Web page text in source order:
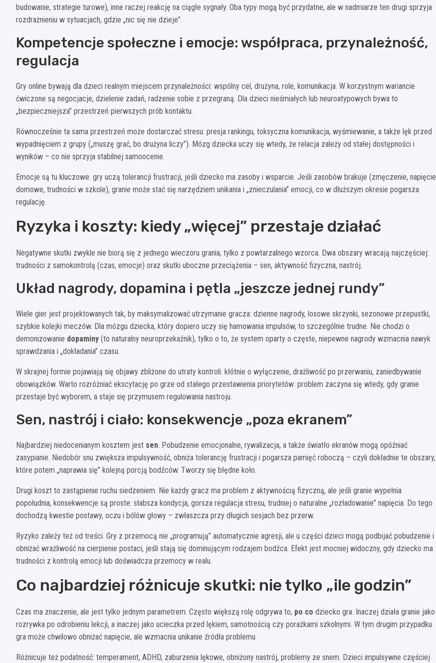
budowanie, strategie turowe), inne raczej reakcję na ciągłe sygnały. Oba typy mogą być przydatne, ale w nadmiarze ten drugi sprzyja
rozdrażnieniu w sytuacjach, gdzie „nic się nie dzieje”.
Kompetencje społeczne i emocje: współpraca, przynależność,
regulacja
Gry online bywają dla dzieci realnym miejscem przynależności: wspólny cel, drużyna, role, komunikacja. W korzystnym wariancie
ćwiczone są negocjacje, dzielenie zadań, radzenie sobie z przegraną. Dla dzieci nieśmiałych lub neuroatypowych bywa to
„bezpieczniejsza” przestrzeń pierwszych prób kontaktu.
Równocześnie ta sama przestrzeń może dostarczać stresu: presja rankingu, toksyczna komunikacja, wyśmiewanie, a także lęk przed
wypadnięciem z grupy („muszę grać, bo drużyna liczy”). Mózg dziecka uczy się wtedy, że relacja zależy od stałej dostępności i
wyników – co nie sprzyja stabilnej samoocenie.
Emocje są tu kluczowe: gry uczą tolerancji frustracji, jeśli dziecko ma zasoby i wsparcie. Jeśli zasobów brakuje (zmęczenie, napięcie
domowe, trudności w szkole), granie może stać się narzędziem unikania i „znieczulania” emocji, co w dłuższym okresie pogarsza
regulację.
Ryzyka i koszty: kiedy „więcej” przestaje działać
Negatywne skutki zwykle nie biorą się z jednego wieczoru grania, tylko z powtarzalnego wzorca. Dwa obszary wracają najczęściej:
trudności z samokontrolą (czas, emocje) oraz skutki uboczne przeciążenia – sen, aktywność fizyczna, nastrój.
Układ nagrody, dopamina i pętla „jeszcze jednej rundy”
Wiele gier jest projektowanych tak, by maksymalizować utrzymanie gracza: dzienne nagrody, losowe skrzynki, sezonowe przepustki,
szybkie kolejki meczów. Dla mózgu dziecka, który dopiero uczy się hamowania impulsów, to szczególnie trudne. Nie chodzi o
demonizowanie dopaminy (to naturalny neuroprzekaźnik), tylko o to, że system oparty o częste, niepewne nagrody wzmacnia nawyk
sprawdzania i „dokładania” czasu.
W skrajnej formie pojawiają się objawy zbliżone do utraty kontroli: kłótnie o wyłączenie, drażliwość po przerwaniu, zaniedbywanie
obowiązków. Warto rozróżniać ekscytację po grze od stałego przestawienia priorytetów: problem zaczyna się wtedy, gdy granie
przestaje być wyborem, a staje się przymusem regulowania nastroju.
Sen, nastrój i ciało: konsekwencje „poza ekranem”
Najbardziej niedocenianym kosztem jest sen. Pobudzenie emocjonalne, rywalizacja, a także światło ekranów mogą opóźniać
zasypianie. Niedobór snu zwiększa impulsywność, obniża tolerancję frustracji i pogarsza pamięć roboczą – czyli dokładnie te obszary,
które potem „naprawia się” kolejną porcją bodźców. Tworzy się błędne koło.
Drugi koszt to zastąpienie ruchu siedzeniem. Nie każdy gracz ma problem z aktywnością fizyczną, ale jeśli granie wypełnia
popołudnia, konsekwencje są proste: słabsza kondycja, gorsza regulacja stresu, trudniej o naturalne „rozładowanie” napięcia. Do tego
dochodzą kwestie postawy, oczu i bólów głowy – zwłaszcza przy długich sesjach bez przerw.
Ryzyko zależy też od treści. Gry z przemocą nie „programują” automatycznie agresji, ale u części dzieci mogą podbijać pobudzenie i
obniżać wrażliwość na cierpienie postaci, jeśli stają się dominującym rodzajem bodźca. Efekt jest mocniej widoczny, gdy dziecko ma
trudności z kontrolą emocji lub doświadcza przemocy w realu.
Co najbardziej różnicuje skutki: nie tylko „ile godzin”
Czas ma znaczenie, ale jest tylko jednym parametrem. Często większą rolę odgrywa to, po co dziecko gra. Inaczej działa granie jako
rozrywka po odrobieniu lekcji, a inaczej jako ucieczka przed lękiem, samotnością czy porażkami szkolnymi. W tym drugim przypadku
gra może chwilowo obniżać napięcie, ale wzmacnia unikanie źródła problemu.
Różnicuje też podatność: temperament, ADHD, zaburzenia lękowe, obniżony nastrój, problemy ze snem. Dzieci impulsywne częściej